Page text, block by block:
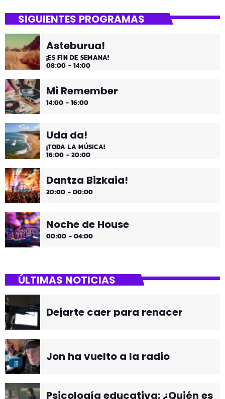
SIGUIENTES PROGRAMAS
Asteburua!
¡ES FIN DE SEMANA!
08:00 - 14:00
Mi Remember
14:00 - 16:00
Uda da!
¡TODA LA MÚSICA!
16:00 - 20:00
Dantza Bizkaia!
20:00 - 00:00
Noche de House
00:00 - 04:00
ÚLTIMAS NOTICIAS
Dejarte caer para renacer
Jon ha vuelto a la radio
Psicología educativa: ¿Quién es